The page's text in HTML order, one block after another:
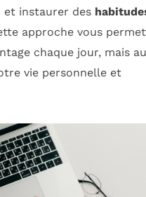
et instaurer des
approche vous
chaque jour, mais
vie personnelle et